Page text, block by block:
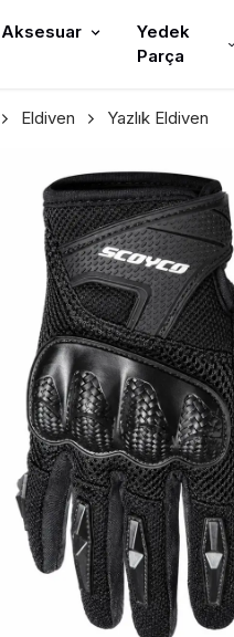
Aksesuar
Yedek
Parça
Eldiven Yazlık Eldiven